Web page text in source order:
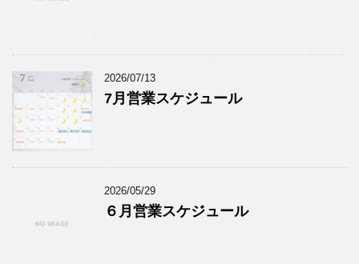
2026/07/13
7月営業スケジュール
2026/05/29
６月営業スケジュール